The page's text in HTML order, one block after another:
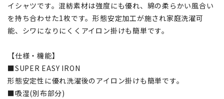
イシャツです。混紡素材は強度にも優れ、綿の柔らかい風合い
を持ち合わせた1枚です。形態安定加工が施され家庭洗濯可
能、シワになりにくくアイロン掛けも簡単です。
【仕様・機能】
■SUPER EASY IRON
形態安定性に優れ洗濯後のアイロン掛けも簡単です。
■吸湿(別布部分)